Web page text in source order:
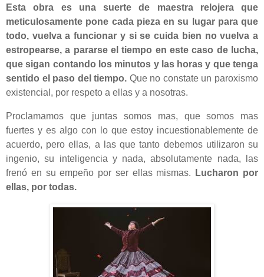
Esta obra es una suerte de maestra relojera que
meticulosamente pone cada pieza en su lugar para que
todo, vuelva a funcionar y si se cuida bien no vuelva a
estropearse, a pararse el tiempo en este caso de lucha,
que sigan contando los minutos y las horas y que tenga
sentido el paso del tiempo. Que no constate un paroxismo
existencial, por respeto a ellas y a nosotras.
Proclamamos que juntas somos mas, que somos mas
fuertes y es algo con lo que estoy incuestionablemente de
acuerdo, pero ellas, a las que tanto debemos utilizaron su
ingenio, su inteligencia y nada, absolutamente nada, las
frenó en su empeño por ser ellas mismas.
Lucharon por
ellas, por todas.